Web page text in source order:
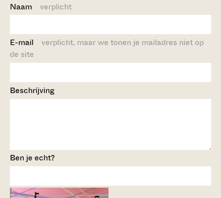
Naam verplicht
E-mail verplicht, maar we tonen je mailadres niet op
de site
Beschrijving
Ben je echt?